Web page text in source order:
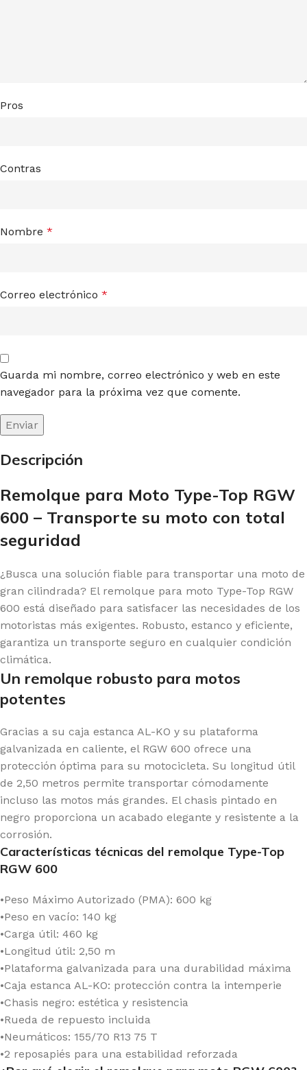
Pros
Contras
Nombre *
Correo electrónico *
Guarda mi nombre, correo electrónico y web en este
navegador para la próxima vez que comente.
Descripción
Remolque para Moto Type-Top RGW
600 – Transporte su moto con total
seguridad
¿Busca una solución fiable para transportar una moto de
gran cilindrada? El remolque para moto Type-Top RGW
600 está diseñado para satisfacer las necesidades de los
motoristas más exigentes. Robusto, estanco y eficiente,
garantiza un transporte seguro en cualquier condición
climática.
Un remolque robusto para motos
potentes
Gracias a su caja estanca AL-KO y su plataforma
galvanizada en caliente, el RGW 600 ofrece una
protección óptima para su motocicleta. Su longitud útil
de 2,50 metros permite transportar cómodamente
incluso las motos más grandes. El chasis pintado en
negro proporciona un acabado elegante y resistente a la
corrosión.
Características técnicas del remolque Type-Top
RGW 600
•Peso Máximo Autorizado (PMA): 600 kg
•Peso en vacío: 140 kg
•Carga útil: 460 kg
•Longitud útil: 2,50 m
•Plataforma galvanizada para una durabilidad máxima
•Caja estanca AL-KO: protección contra la intemperie
•Chasis negro: estética y resistencia
•Rueda de repuesto incluida
•Neumáticos: 155/70 R13 75 T
•2 reposapiés para una estabilidad reforzada